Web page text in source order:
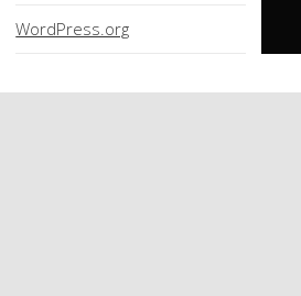
WordPress.org